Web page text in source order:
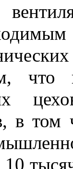
что
в том
10